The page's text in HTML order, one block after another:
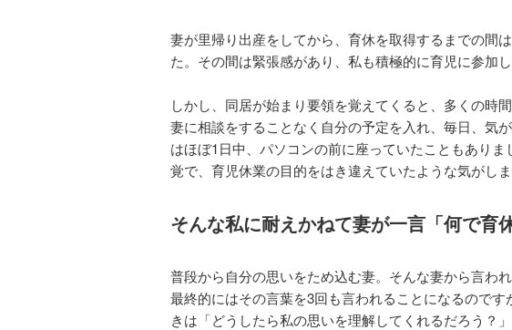
妻が里帰り出産をしてから、育休を取得するまでの間
た。その間は緊張感があり、私も積極的に育児に参加
しかし、同居が始まり要領を覚えてくると、多くの時
妻に相談をすることなく自分の予定を入れ、毎日、気
はほぼ1日中、パソコンの前に座っていたこともあり
覚で、育児休業の目的をはき違えていたような気がしま
そんな私に耐えかねて妻が一言「何で育
普段から自分の思いをため込む妻。そんな妻から言わ
最終的にはその言葉を3回も言われることになるので
きは「どうしたら私の思いを理解してくれるだろう？